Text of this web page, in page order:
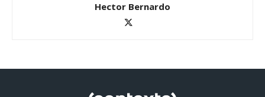
Hector Bernardo